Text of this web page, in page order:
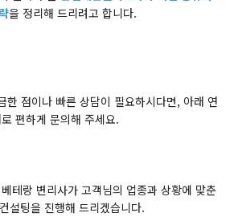
을 정리해 드리려고 합니다.
한 점이나 빠른 상담이 필요하시다면, 아래 연
편하게 문의해 주세요.
테랑 변리사가 고객님의 업종과 상황에 맞춘
설팅을 진행해 드리겠습니다.